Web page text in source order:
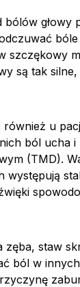
głowy
szczękowy
są tak
u
ból ucha
(TMD).
występują
zęba, staw
ból w